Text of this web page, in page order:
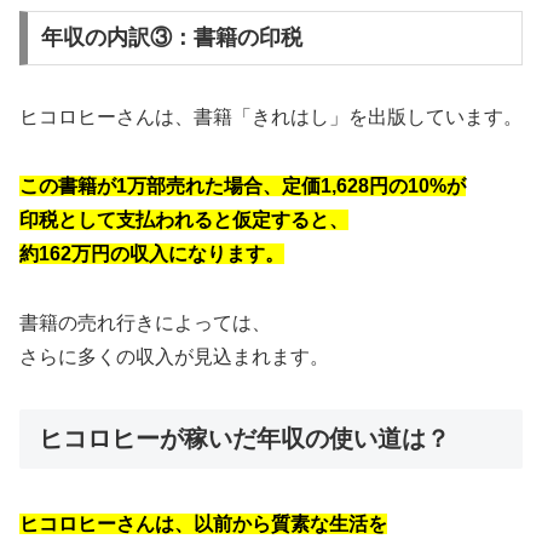
年収の内訳③：書籍の印税
ヒコロヒーさんは、書籍「きれはし」を出版しています。
この書籍が1万部売れた場合、定価1,628円の10%が
印税として支払われると仮定すると、
約162万円の収入になります。
書籍の売れ行きによっては、
さらに多くの収入が見込まれます。
ヒコロヒーが稼いだ年収の使い道は？
ヒコロヒーさんは、以前から質素な生活を